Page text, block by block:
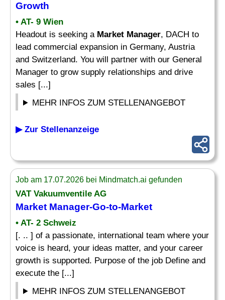
Growth
• AT- 9 Wien
Headout is seeking a Market Manager, DACH to
lead commercial expansion in Germany, Austria
and Switzerland. You will partner with our General
Manager to grow supply relationships and drive
sales [...]
MEHR INFOS ZUM STELLENANGEBOT
▶ Zur Stellenanzeige
Job am 17.07.2026 bei Mindmatch.ai gefunden
VAT Vakuumventile AG
Market Manager-Go-to-Market
• AT- 2 Schweiz
[. .. ] of a passionate, international team where your
voice is heard, your ideas matter, and your career
growth is supported. Purpose of the job Define and
execute the [...]
MEHR INFOS ZUM STELLENANGEBOT